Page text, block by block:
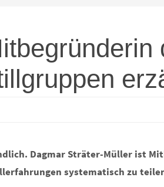
Dagmar Sträter-Müller ist
systematisch zu